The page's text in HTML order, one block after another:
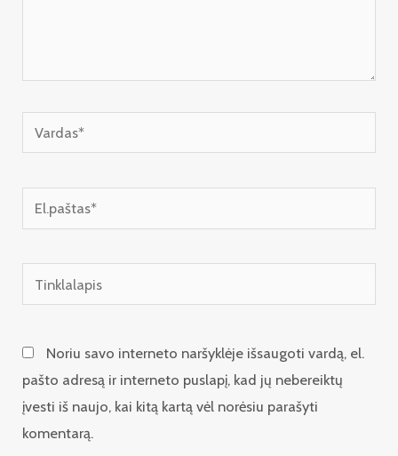
Vardas*
El.paštas*
Tinklalapis
Noriu savo interneto naršyklėje išsaugoti vardą, el.
pašto adresą ir interneto puslapį, kad jų nebereiktų
įvesti iš naujo, kai kitą kartą vėl norėsiu parašyti
komentarą.